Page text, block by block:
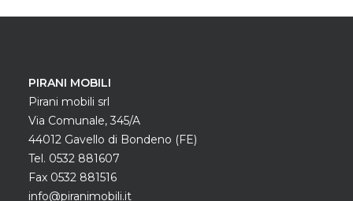
PIRANI MOBILI
Pirani mobili srl
Via Comunale, 345/A
44012 Gavello di Bondeno (FE)
Tel. 0532 881607
Fax 0532 881516
info@piranimobili.it